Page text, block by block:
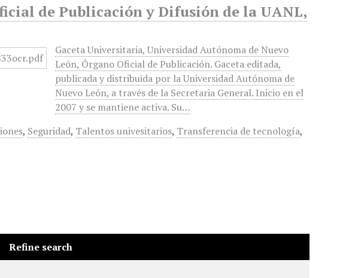
de Publicación y Difusión de la UANL,
Gaceta Universitaria, Universidad Autónoma de Nuevo
León, Órgano Oficial de Publicación. Gaceta editada,
publicada y distribuida por la Universidad Autónoma de
Nuevo León, a través de la Secretaria General. Inicio en el
2007 y se mantiene activa. Su…
, Seguridad, Talentos univesitarios, Transferencia de tecnología,
Refine search